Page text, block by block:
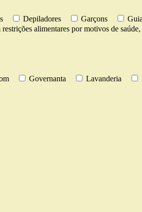
Depiladores Garçons
alimentares por motivos de
Governanta Lavanderia